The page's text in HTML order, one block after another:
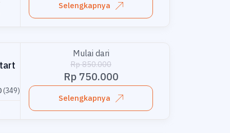
Selengkapnya
(349)
Mulai dari
Rp 850.000
Rp 750.000
Selengkapnya